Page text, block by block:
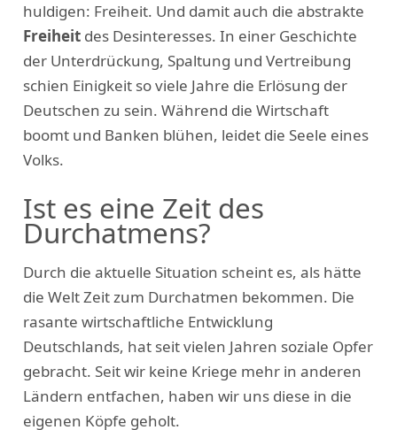
huldigen: Freiheit. Und damit auch die abstrakte
Freiheitdes Desinteresses. In einer Geschichte
der Unterdrückung, Spaltung und Vertreibung
schien Einigkeit so viele Jahre die Erlösung der
Deutschen zu sein. Während die Wirtschaft
boomt und Banken blühen, leidet die Seele eines
Volks.
Ist es eine Zeit des
Durchatmens?
Durch die aktuelle Situation scheint es, als hätte
die Welt Zeit zum Durchatmen bekommen. Die
rasante wirtschaftliche Entwicklung
Deutschlands, hat seit vielen Jahren soziale Opfer
gebracht. Seit wir keine Kriege mehr in anderen
Ländern entfachen, haben wir uns diese in die
eigenen Köpfe geholt.